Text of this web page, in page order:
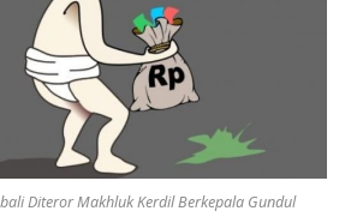
Diteror Makhluk Kerdil Berkepala Gundul